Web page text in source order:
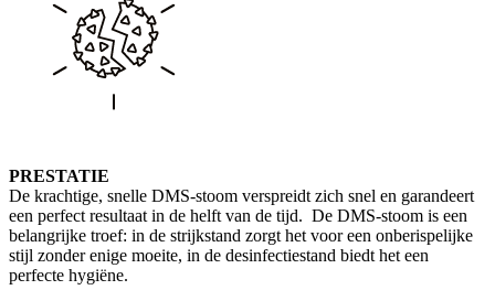
PRESTATIE
De krachtige, snelle DMS-stoom verspreidt zich snel en garandeert
een perfect resultaat in de helft van de tijd. De DMS-stoom is een
belangrijke troef: in de strijkstand zorgt het voor een onberispelijke
stijl zonder enige moeite, in de desinfectiestand biedt het een
perfecte hygiëne.